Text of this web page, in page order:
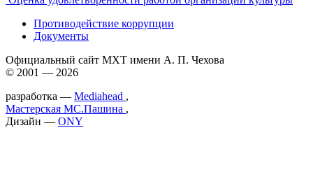
Противодействие коррупции
Документы
Официальный сайт МХТ имени А. П. Чехова
© 2001 — 2026
разработка — Mediahead ,
Мастерская МС.Пашина ,
Дизайн — ONY